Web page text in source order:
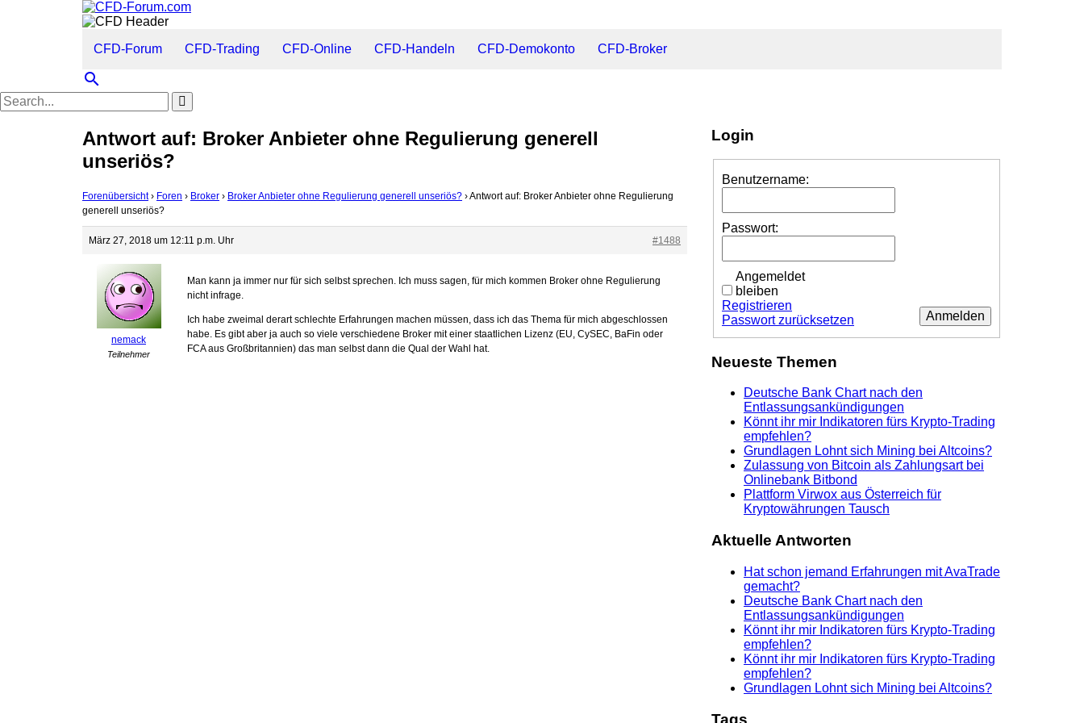
CFD-Forum CFD-Trading CFD-Online CFD-Handeln CFD-Demokonto CFD-Broker
search
Antwort auf: Broker Anbieter ohne Regulierung generell
unseriös?
Forenübersicht › Foren › Broker › Broker Anbieter ohne Regulierung generell unseriös? ›Antwort auf: Broker Anbieter ohne Regulierung
generell unseriös?
März 27, 2018 um 12:11 p.m. Uhr #1488
nemack
Teilnehmer
Man kann ja immer nur für sich selbst sprechen. Ich muss sagen, für mich kommen Broker ohne Regulierung
nicht infrage.
Ich habe zweimal derart schlechte Erfahrungen machen müssen, dass ich das Thema für mich abgeschlossen
habe. Es gibt aber ja auch so viele verschiedene Broker mit einer staatlichen Lizenz (EU, CySEC, BaFin oder
FCA aus Großbritannien) das man selbst dann die Qual der Wahl hat.
Login
Benutzername:
Passwort:
Angemeldet
bleiben
Anmelden
Registrieren
Passwort zurücksetzen
Neueste Themen
Deutsche Bank Chart nach den
Entlassungsankündigungen
Könnt ihr mir Indikatoren fürs Krypto-Trading
empfehlen?
Grundlagen Lohnt sich Mining bei Altcoins?
Zulassung von Bitcoin als Zahlungsart bei
Onlinebank Bitbond
Plattform Virwox aus Österreich für
Kryptowährungen Tausch
Aktuelle Antworten
Hat schon jemand Erfahrungen mit AvaTrade
gemacht?
Deutsche Bank Chart nach den
Entlassungsankündigungen
Könnt ihr mir Indikatoren fürs Krypto-Trading
empfehlen?
Könnt ihr mir Indikatoren fürs Krypto-Trading
empfehlen?
Grundlagen Lohnt sich Mining bei Altcoins?
Tags